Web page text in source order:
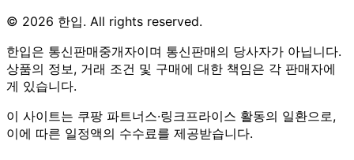
© 2026 한입. All rights reserved.
한입은 통신판매중개자이며 통신판매의 당사자가 아닙니다.
상품의 정보, 거래 조건 및 구매에 대한 책임은 각 판매자에
게 있습니다.
이 사이트는 쿠팡 파트너스·링크프라이스 활동의 일환으로,
이에 따른 일정액의 수수료를 제공받습니다.